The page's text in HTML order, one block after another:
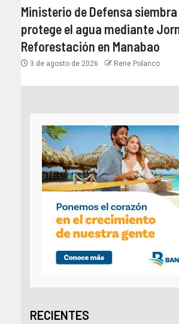
Ministerio de Defensa
protege el agua mediante
Reforestación en Manabao
3 de agosto de 2026 Rene Polanco
RECIENTES